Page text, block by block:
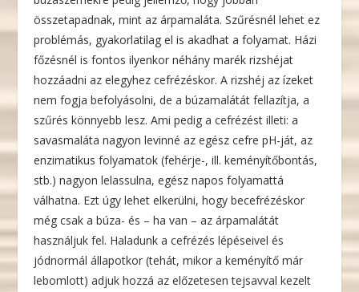
összetapadnak, mint az árpamaláta. Szűrésnél lehet ez
problémás, gyakorlatilag el is akadhat a folyamat. Házi
főzésnél is fontos ilyenkor néhány marék rizshéjat
hozzáadni az elegyhez cefrézéskor. A rizshéj az ízeket
nem fogja befolyásolni, de a búzamalátát fellazítja, a
szűrés könnyebb lesz. Ami pedig a cefrézést illeti: a
savasmaláta nagyon levinné az egész cefre pH-ját, az
enzimatikus folyamatok (fehérje-, ill. keményítőbontás,
stb.) nagyon lelassulna, egész napos folyamattá
válhatna. Ezt úgy lehet elkerülni, hogy becefrézéskor
még csak a búza- és – ha van – az árpamalátát
használjuk fel. Haladunk a cefrézés lépéseivel és
jódnormál állapotkor (tehát, mikor a keményítő már
lebomlott) adjuk hozzá az előzetesen tejsavval kezelt